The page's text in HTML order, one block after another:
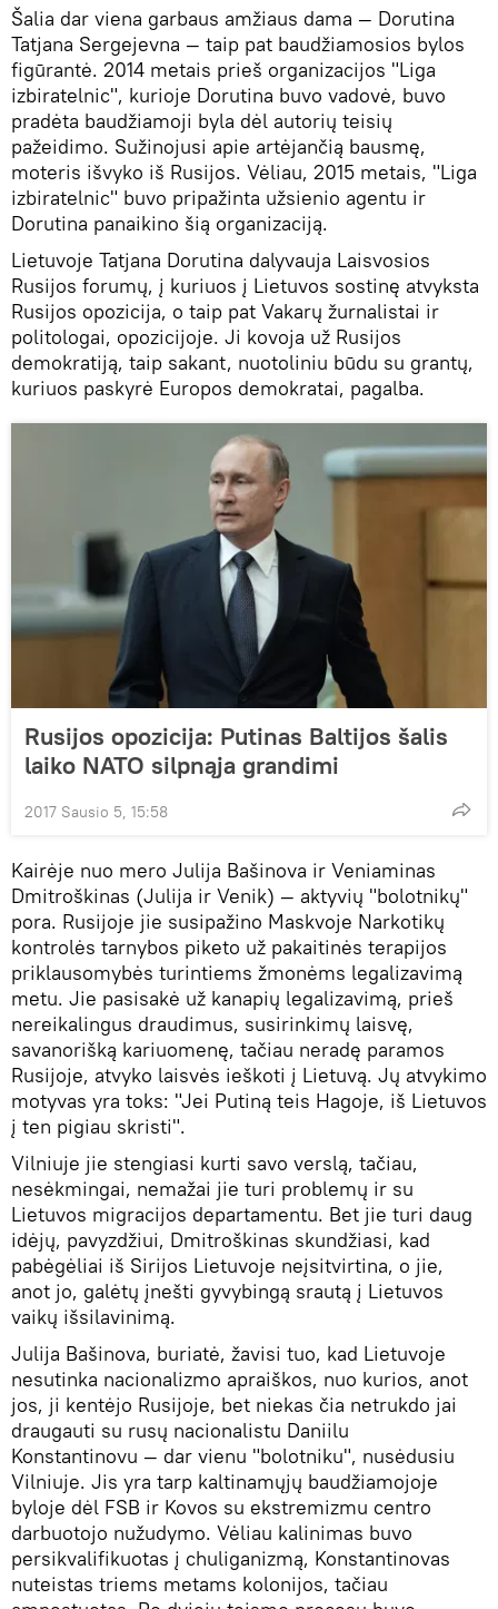
Šalia dar viena garbaus amžiaus dama — Dorutina
Tatjana Sergejevna — taip pat baudžiamosios bylos
figūrantė. 2014 metais prieš organizacijos "Liga
izbiratelnic", kurioje Dorutina buvo vadovė, buvo
pradėta baudžiamoji byla dėl autorių teisių
pažeidimo. Sužinojusi apie artėjančią bausmę,
moteris išvyko iš Rusijos. Vėliau, 2015 metais, "Liga
izbiratelnic" buvo pripažinta užsienio agentu ir
Dorutina panaikino šią organizaciją.
Lietuvoje Tatjana Dorutina dalyvauja Laisvosios
Rusijos forumų, į kuriuos į Lietuvos sostinę atvyksta
Rusijos opozicija, o taip pat Vakarų žurnalistai ir
politologai, opozicijoje. Ji kovoja už Rusijos
demokratiją, taip sakant, nuotoliniu būdu su grantų,
kuriuos paskyrė Europos demokratai, pagalba.
Rusijos opozicija: Putinas Baltijos šalis
laiko NATO silpnąja grandimi
2017 Sausio 5, 15:58
Kairėje nuo mero Julija Bašinova ir Veniaminas
Dmitroškinas (Julija ir Venik) — aktyvių "bolotnikų"
pora. Rusijoje jie susipažino Maskvoje Narkotikų
kontrolės tarnybos piketo už pakaitinės terapijos
priklausomybės turintiems žmonėms legalizavimą
metu. Jie pasisakė už kanapių legalizavimą, prieš
nereikalingus draudimus, susirinkimų laisvę,
savanorišką kariuomenę, tačiau neradę paramos
Rusijoje, atvyko laisvės ieškoti į Lietuvą. Jų atvykimo
motyvas yra toks: "Jei Putiną teis Hagoje, iš Lietuvos
į ten pigiau skristi".
Vilniuje jie stengiasi kurti savo verslą, tačiau,
nesėkmingai, nemažai jie turi problemų ir su
Lietuvos migracijos departamentu. Bet jie turi daug
idėjų, pavyzdžiui, Dmitroškinas skundžiasi, kad
pabėgėliai iš Sirijos Lietuvoje neįsitvirtina, o jie,
anot jo, galėtų įnešti gyvybingą srautą į Lietuvos
vaikų išsilavinimą.
Julija Bašinova, buriatė, žavisi tuo, kad Lietuvoje
nesutinka nacionalizmo apraiškos, nuo kurios, anot
jos, ji kentėjo Rusijoje, bet niekas čia netrukdo jai
draugauti su rusų nacionalistu Daniilu
Konstantinovu — dar vienu "bolotniku", nusėdusiu
Vilniuje. Jis yra tarp kaltinamųjų baudžiamojoje
byloje dėl FSB ir Kovos su ekstremizmu centro
darbuotojo nužudymo. Vėliau kalinimas buvo
persikvalifikuotas į chuliganizmą, Konstantinovas
nuteistas triems metams kolonijos, tačiau